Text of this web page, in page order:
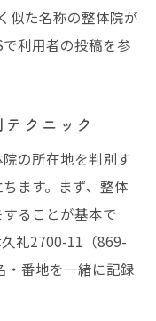
似た名称の整体院が
利用者の投稿を参
クニック
の所在地を判別す
ます。まず、整体
ることが基本で
礼2700-11（869-
・番地を一緒に記録